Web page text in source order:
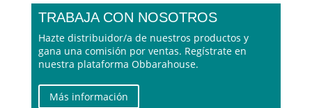
TRABAJA CON NOSOTROS
Hazte distribuidor/a de nuestros productos y
gana una comisión por ventas. Regístrate en
nuestra plataforma Obbarahouse.
Más información